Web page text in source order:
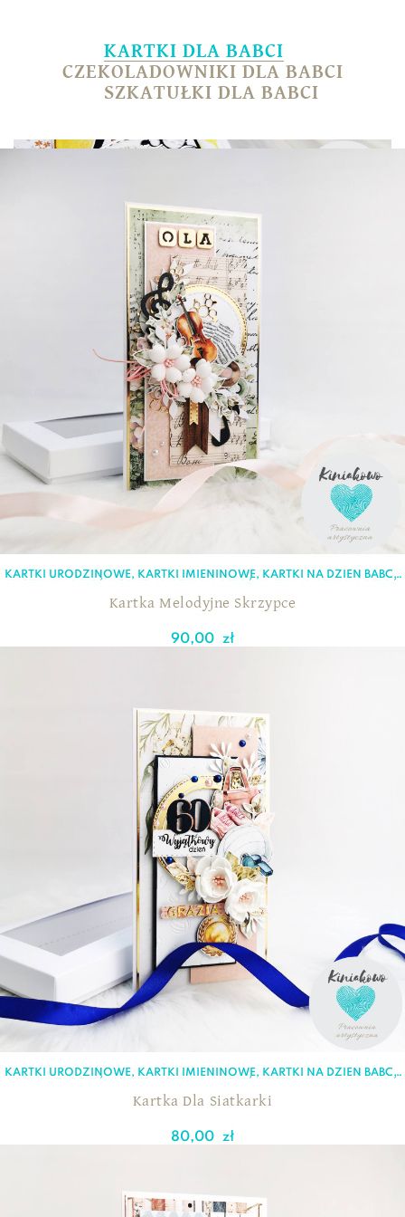
KARTKI DLA BABCI
CZEKOLADOWNIKI DLA BABCI
SZKATUŁKI DLA BABCI
KARTKI URODZINOWE, KARTKI IMIENINOWE, KARTKI NA DZIEŃ BABCI,
NAUCZYCIELA
KARTKI NA OSIEMNASTKĘ
OKOLICZNOŚCIOWE,KARTKI Z OKAZJI PRZEJŚCIA NA EMERYTURĘ
Kartka Melodyjne Skrzypce
90,00 zł
KARTKI URODZINOWE, KARTKI IMIENINOWE, KARTKI NA DZIEŃ BABCI,
NAUCZYCIELA
KARTKI NA OSIEMNASTKĘ
OKOLICZNOŚCIOWE,KARTKI Z OKAZJI PRZEJŚCIA NA EMERYTURĘ
Kartka Dla Siatkarki
80,00 zł